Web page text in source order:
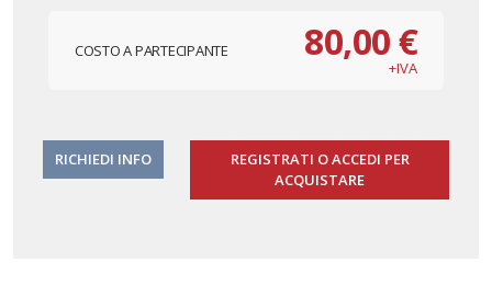
COSTO A PARTECIPANTE 80,00 €
+IVA
RICHIEDI INFO
REGISTRATI O ACCEDI PER
ACQUISTARE